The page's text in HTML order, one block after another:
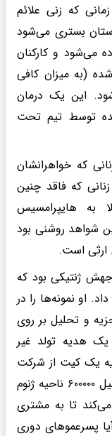
که زنی علائم
بستری می‌شود
می‌شود و کارکنان
(به میزان کافی
این یک درمان
توسط تیم تحت
که خواهرانشان
برابر بیش از زنانی که فاقد چنین
به هایپرامسیس
شواهد روشنی بود
ارثی است.
ژنتیکی بود که
او نمونه‌ها را در
و تحلیل بر روی
هدیه تولد غیر
یک کیت از شرکت
۲۳andMe بود شرکتی که با تجزیه و تحلیل ۶۰۰۰۰۰ ناحیه ژنوم
می‌کند تا به مشتری
پسرعمو‌های دوری